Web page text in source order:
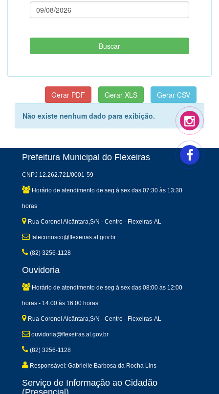
Não existe nenhum dado para exibição.
Prefeitura Municipal do Flexeiras
CNPJ 12.262.721/0001-59
Horário de atendimento de seg à sex das 07:30 às 13:30
horas
Rua Coronel Alcântara,S/N - Centro - Flexeiras-AL
faleconosco@flexeiras.al.gov.br
(82) 3256-1128
Ouvidoria
Horário de atendimento de seg à sex das 08:00 às 12:00
horas - 14:00 às 16:00 horas
Rua Coronel Alcântara,S/N - Centro - Flexeiras-AL
ouvidoria@flexeiras.al.gov.br
(82) 3256-1128
Responsável: Gabrielle Barbosa da Rocha Lins
Serviço de Informação ao Cidadão